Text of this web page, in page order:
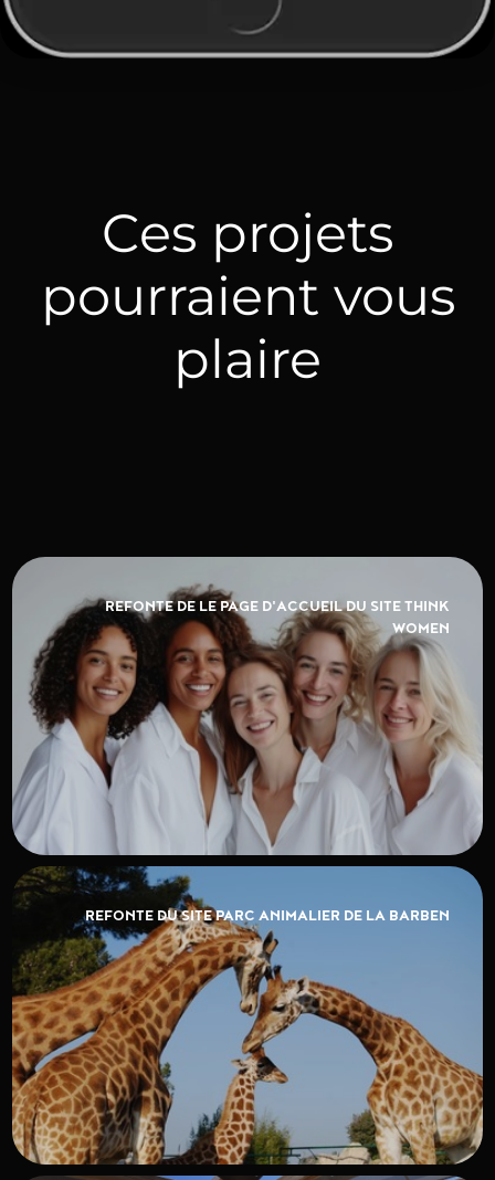
Ces projets
pourraient vous
plaire
REFONTE DE LE PAGE D'ACCUEIL DU SITE THINK
WOMEN
REFONTE DU SITE PARC ANIMALIER DE LA BARBEN